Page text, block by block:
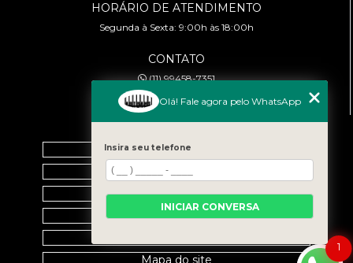
HORÁRIO DE ATENDIMENTO
Segunda à Sexta: 9:00h às 18:00h
CONTATO
(11) 99458-7351
cursoabtrans@gmail.com
Home
Empresa
Galeria
Contato
Mapa do site
1
Olá! Fale agora pelo WhatsApp
Insira seu telefone
INICIAR CONVERSA